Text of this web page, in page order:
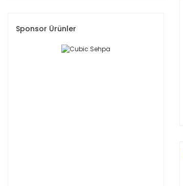
Sponsor Ürünler